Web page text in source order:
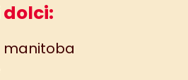
dolci:
manitoba